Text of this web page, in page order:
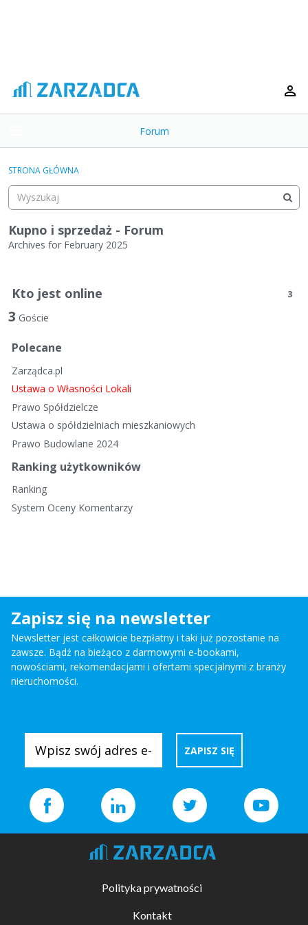
o
g
e
m
e
n
Forum
Kategorie
Dyskusje
Aktywność
STRONA GŁÓWNA
Kupno i sprzedaż - Forum
Archives for February 2025
s
t
d
s
k
u
s
n
Kto jest online 3
3 Goście
Polecane
Zarządca.pl
Ustawa o Własności Lokali
Prawo Spółdzielcze
Ustawa o spółdzielniach mieszkaniowych
Prawo Budowlane 2024
Ranking użytkowników
Ranking
System Oceny Komentarzy
Zapisz się na newsletter
Newsletter jest całkowicie bezpłatny i taki już pozostanie na
zawsze. Bądź na bieżąco z darmowymi e-bookami,
nowościami, rekomendacjami i ofertami specjalnymi z branży
nieruchomości.
Polityka prywatności
Kontakt